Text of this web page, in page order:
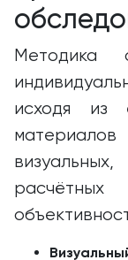
Методика
исходя из